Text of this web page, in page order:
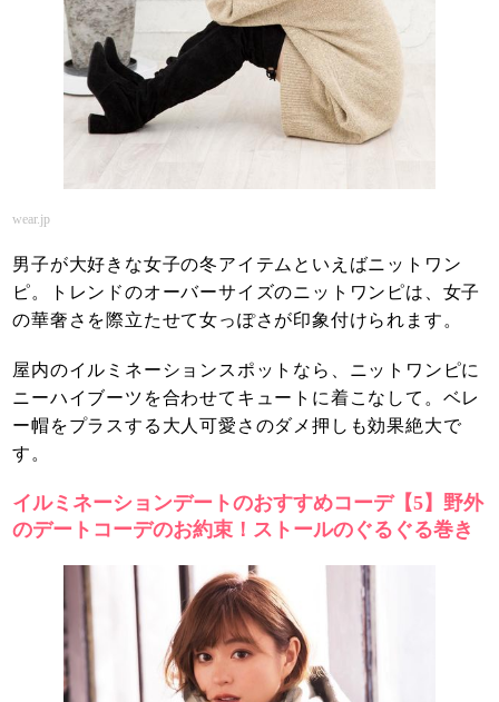
wear.jp
男子が大好きな女子の冬アイテムといえばニットワン
ピ。トレンドのオーバーサイズのニットワンピは、女子
の華奢さを際立たせて女っぽさが印象付けられます。
屋内のイルミネーションスポットなら、ニットワンピに
ニーハイブーツを合わせてキュートに着こなして。ベレ
ー帽をプラスする大人可愛さのダメ押しも効果絶大で
す。
イルミネーションデートのおすすめコーデ【5】野外
のデートコーデのお約束！ストールのぐるぐる巻き